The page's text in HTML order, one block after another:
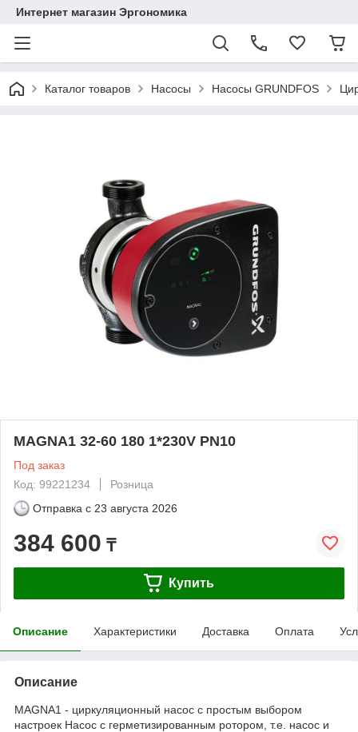
Интернет магазин Эргономика
Каталог товаров Насосы Насосы GRUNDFOS
MAGNA1 32-60 180 1*230V PN10
Под заказ
Код: 99221234
Розница
Отправка с 23 августа 2026
384 600 ₸
Купить
Описание Характеристики Доставка Оплата
Описание
MAGNA1 - циркуляционный насос с простым выбором
настроек Насос с герметизированным ротором, т.е. насос и